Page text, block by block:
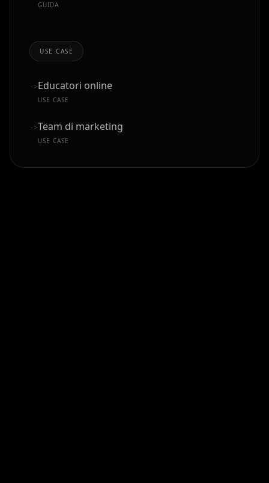
GUIDA
USE CASE
->Educatori online
USE CASE
->Team di marketing
USE CASE